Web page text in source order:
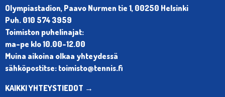
Olympiastadion, Paavo Nurmen tie 1, 00250 Helsinki
Puh. 010 574 3959
Toimiston puhelinajat:
ma-pe klo 10.00-12.00
Muina aikoina olkaa yhteydessä
sähköpostitse: toimisto@tennis.fi
KAIKKI YHTEYSTIEDOT →